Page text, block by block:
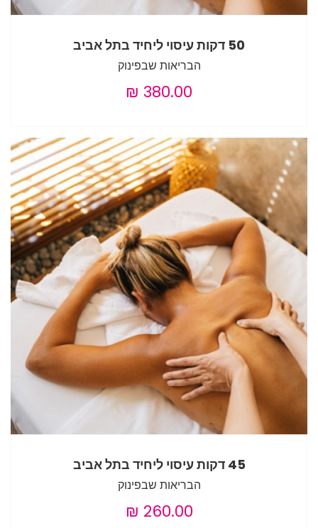
50 דקות עיסוי ליחיד בתל אביב
הבריאות שבפינוק
45 דקות עיסוי ליחיד בתל אביב
הבריאות שבפינוק